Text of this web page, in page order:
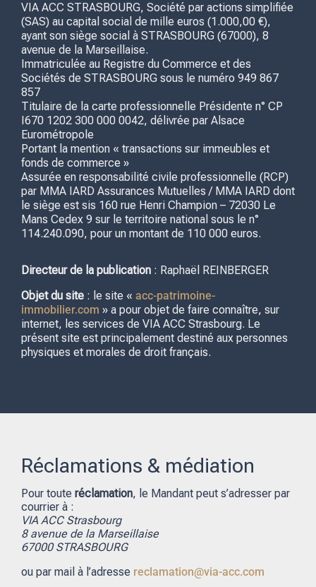
VIA ACC STRASBOURG, Société par actions simplifiée
(SAS) au capital social de mille euros (1.000,00 €),
ayant son siège social à STRASBOURG (67000), 8
avenue de la Marseillaise.
Immatriculée au Registre du Commerce et des
Sociétés de STRASBOURG sous le numéro 949 867
857
Titulaire de la carte professionnelle Présidente n° CP
I670 1202 300 000 0042, délivrée par Alsace
Eurométropole
Portant la mention « transactions sur immeubles et
fonds de commerce »
Assurée en responsabilité civile professionnelle (RCP)
par MMA IARD Assurances Mutuelles / MMA IARD dont
le siège est sis 160 rue Henri Champion – 72030 Le
Mans Cedex 9 sur le territoire national sous le n°
114.240.090, pour un montant de 110 000 euros.
Directeur de la publication : Raphaël REINBERGER
Objet du site : le site « acc-patrimoine-
immobilier.com » a pour objet de faire connaître, sur
internet, les services de VIA ACC Strasbourg. Le
présent site est principalement destiné aux personnes
physiques et morales de droit français.
Réclamations & médiation
Pour toute réclamation, le Mandant peut s’adresser par
courrier à :
VIA ACC Strasbourg
8 avenue de la Marseillaise
67000 STRASBOURG
ou par mail à l’adresse reclamation@via-acc.com